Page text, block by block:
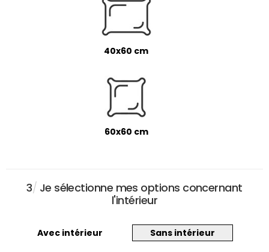
40x60 cm
60x60 cm
3/ Je sélectionne mes options concernant
l'intérieur
Avec intérieur Sans intérieur